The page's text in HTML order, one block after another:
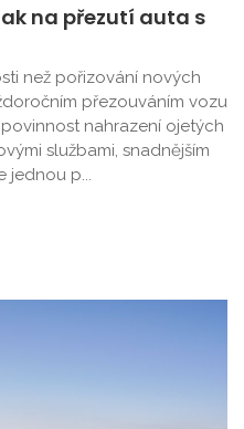
na přezutí auta s
než pořizování nových
přezouváním vozu
nahrazení ojetých
službami, snadnějším
jednou p...